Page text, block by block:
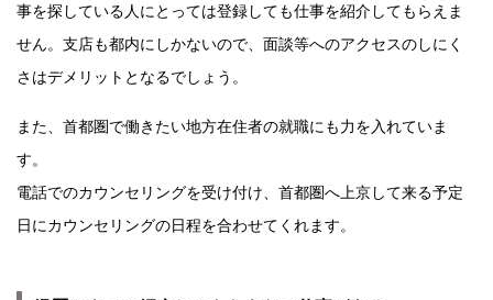
事を探している人にとっては登録しても仕事を紹介してもらえま
せん。支店も都内にしかないので、面談等へのアクセスのしにく
さはデメリットとなるでしょう。
また、首都圏で働きたい地方在住者の就職にも力を入れていま
す。
電話でのカウンセリングを受け付け、首都圏へ上京して来る予定
日にカウンセリングの日程を合わせてくれます。